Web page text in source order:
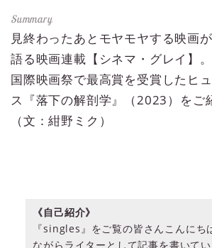
見終わったあとモヤモヤする映画
語る映画連載【シネマ・グレイ】
国際映画祭で最高賞を受賞したヒ
ス『落下の解剖学』（2023）をご
（文：紺野ミク）
《自己紹介》
『singles』をご覧の皆さんこんにち
ながらライターとして記事を書いてい